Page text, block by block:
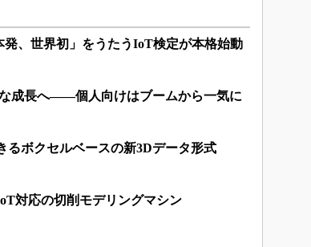
発、世界初」をうたうIoT検定が本格始動
成長へ――個人向けはブームから一気に
るボクセルベースの新3Dデータ形式
対応の切削モデリングマシン